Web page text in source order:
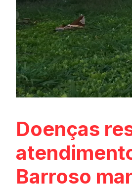
Doenças
Barroso